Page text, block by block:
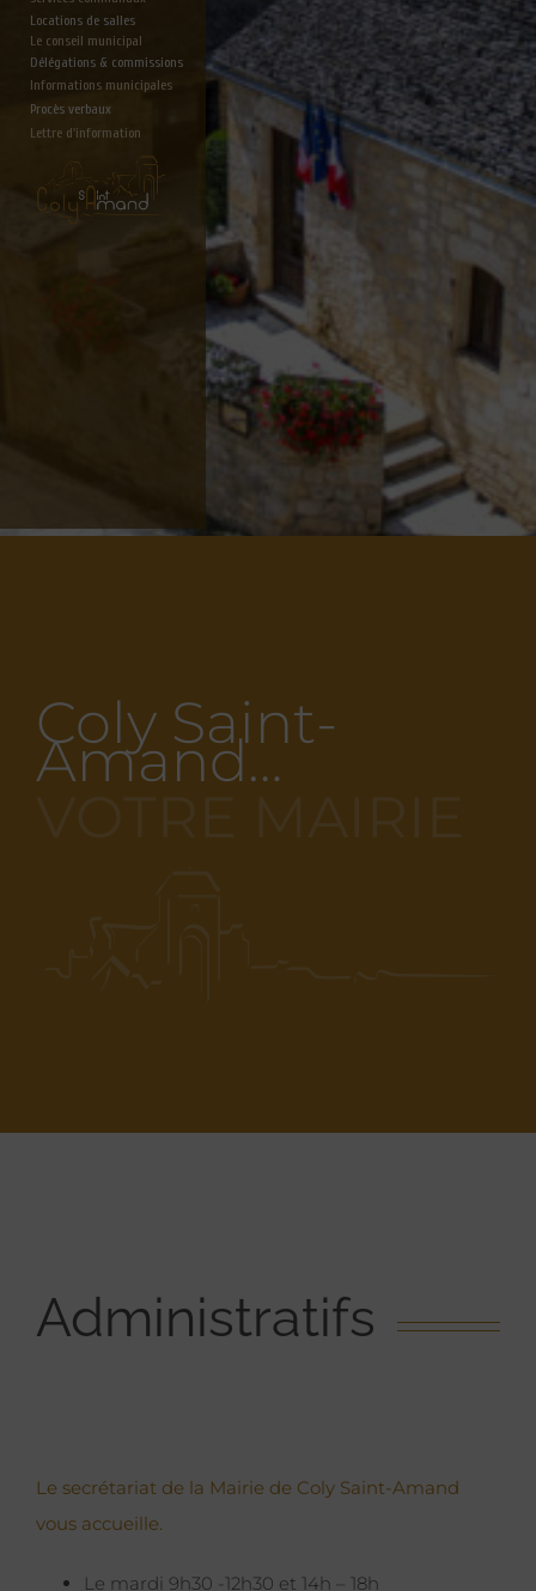
Locations de salles
Le conseil municipal
Délégations & commissions
Informations municipales
Lettre d'information
Procès verbaux
Coly Saint-
Amand…
Administratifs
Le secrétariat de la Mairie de Coly Saint-Amand
vous accueille.
Le mardi 9h30 -12h30 et 14h – 18h